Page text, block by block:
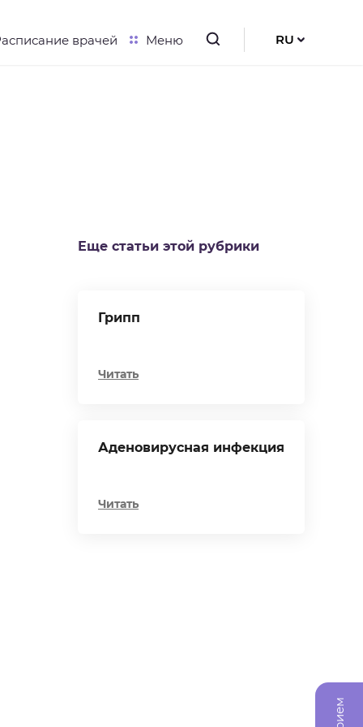
врачей Меню
RU
Еще статьи этой рубрики
Грипп
Читать
Аденовирусная инфекция
Читать